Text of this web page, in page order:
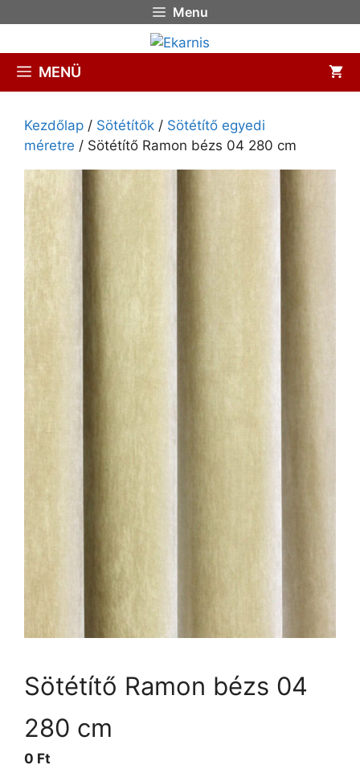
Menu
MENÜ
Kezdőlap / Sötétítők / Sötétítő egyedi
méretre / Sötétítő Ramon bézs 04 280 cm
Sötétítő Ramon bézs 04
280 cm
0 Ft